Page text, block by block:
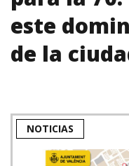
este
de la
NOTICIAS